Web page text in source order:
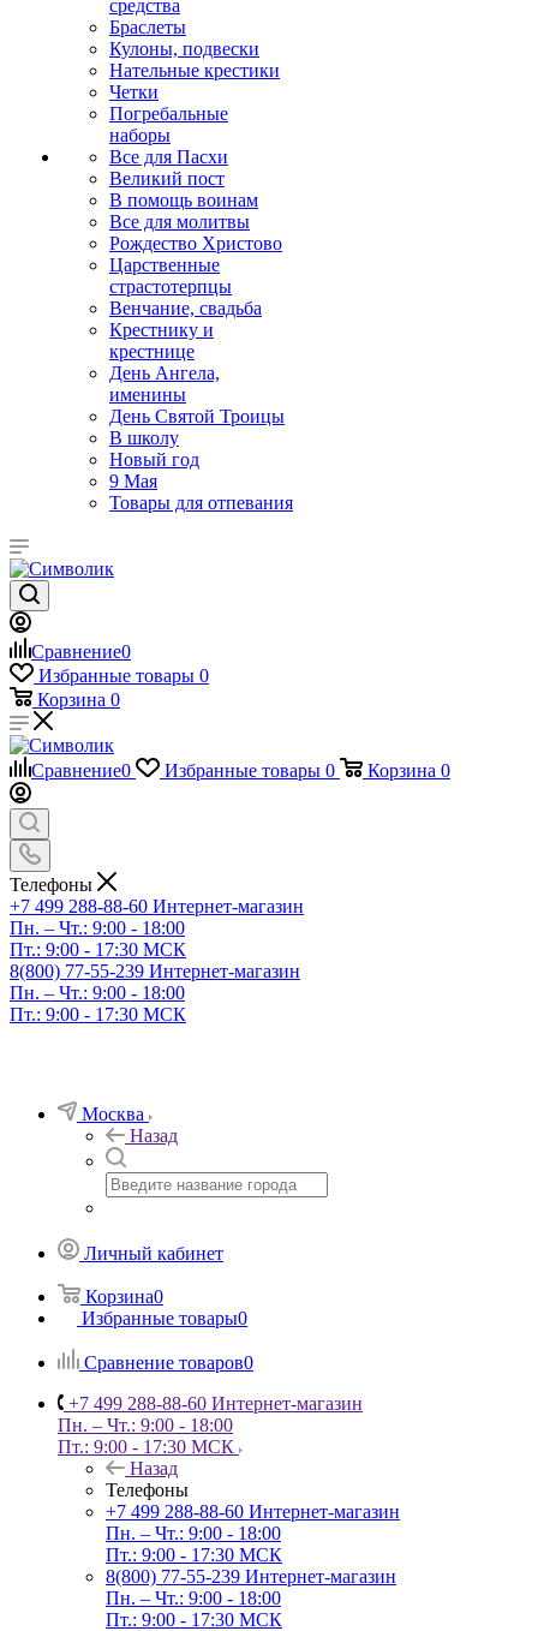
средства
Браслеты
Кулоны, подвески
Нательные крестики
Четки
Погребальные
наборы
Все для Пасхи
Великий пост
В помощь воинам
Все для молитвы
Рождество Христово
Царственные
страстотерпцы
Венчание, свадьба
Крестнику и
крестнице
День Ангела,
именины
День Святой Троицы
В школу
Новый год
9 Мая
Товары для отпевания
Сравнение0
Избранные товары 0
Корзина 0
Сравнение0 Избранные товары 0 Корзина 0
Телефоны
+7 499 288-88-60 Интернет-магазин
Пн. – Чт.: 9:00 - 18:00
Пт.: 9:00 - 17:30 МСК
8(800) 77-55-239 Интернет-магазин
Пн. – Чт.: 9:00 - 18:00
Пт.: 9:00 - 17:30 МСК
Москва
Назад
Личный кабинет
Корзина0
Избранные товары0
Сравнение товаров0
+7 499 288-88-60 Интернет-магазин
Пн. – Чт.: 9:00 - 18:00
Пт.: 9:00 - 17:30 МСК
Назад
Телефоны
+7 499 288-88-60 Интернет-магазин
Пн. – Чт.: 9:00 - 18:00
Пт.: 9:00 - 17:30 МСК
8(800) 77-55-239 Интернет-магазин
Пн. – Чт.: 9:00 - 18:00
Пт.: 9:00 - 17:30 МСК